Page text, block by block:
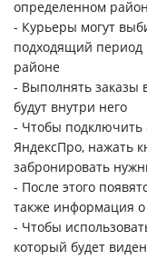
определенном
- Курьеры могут
подходящий период
районе
- Выполнять заказы
будут внутри него
- Чтобы подключить
ЯндексПро, нажать
забронировать
- После этого
также информация о
- Чтобы
который будет